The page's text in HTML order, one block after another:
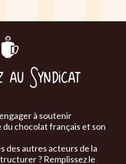
au Syndicat
à soutenir
chocolat français et son
des autres acteurs de la
? Remplissez le